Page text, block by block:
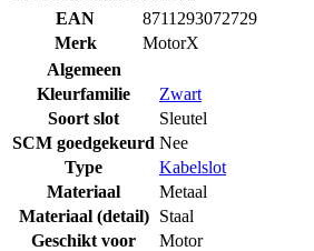
EAN
8711293072729
Merk
MotorX
Algemeen
Kleurfamilie
Zwart
Soort slot
Sleutel
SCM goedgekeurd Nee
Type
Kabelslot
Materiaal
Metaal
Materiaal (detail)
Staal
Geschikt voor
Motor